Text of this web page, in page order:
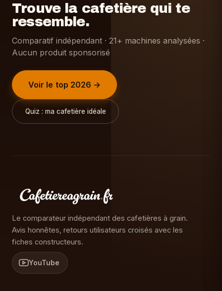
Trouve la cafetière qui te
ressemble.
Comparatif indépendant · 21+ machines analysées ·
Aucun produit sponsorisé
Voir le top 2026 →
Quiz : ma cafetière idéale
Le comparateur indépendant des cafetières à grain.
Avis honnêtes, retours utilisateurs croisés avec les
fiches constructeurs.
YouTube